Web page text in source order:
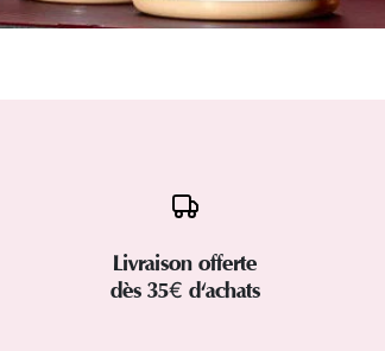
Livraison offerte
dès 35€ d'achats